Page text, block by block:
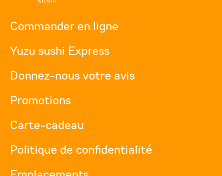
Commander en ligne
Yuzu sushi Express
Donnez-nous votre avis
Promotions
Carte-cadeau
Politique de confidentialité